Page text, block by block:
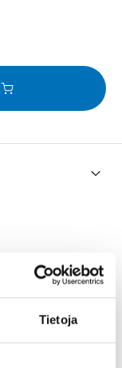
Tietoja